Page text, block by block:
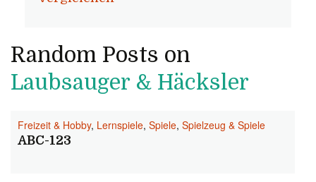
Random Posts on
Laubsauger & Häcksler
Freizeit & Hobby, Lernspiele, Spiele, Spielzeug & Spiele
ABC-123